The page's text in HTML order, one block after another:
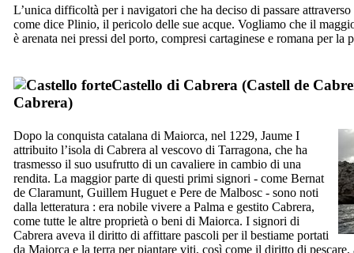
L’unica difficoltà per i navigatori che ha deciso di passare
come dice Plinio, il pericolo delle sue acque. Vogliamo che il
è arenata nei pressi del porto, compresi cartaginese e romana per la
Castello di Cabrera (Castell de
Cabrera)
Dopo la conquista catalana di Maiorca, nel 1229, Jaume I
attribuito l’isola di Cabrera al vescovo di Tarragona, che ha
trasmesso il suo usufrutto di un cavaliere in cambio di una
rendita. La maggior parte di questi primi signori - come Bernat
de Claramunt, Guillem Huguet e Pere de Malbosc - sono noti
dalla letteratura : era nobile vivere a Palma e gestito Cabrera,
come tutte le altre proprietà o beni di Maiorca. I signori di
Cabrera aveva il diritto di affittare pascoli per il bestiame portati
da Maiorca e la terra per piantare viti, così come il diritto di